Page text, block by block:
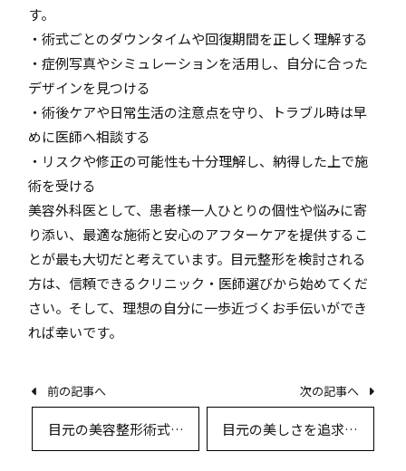
す。
・術式ごとのダウンタイムや回復期間を正しく理解する
・症例写真やシミュレーションを活用し、自分に合った
デザインを見つける
・術後ケアや日常生活の注意点を守り、トラブル時は早
めに医師へ相談する
・リスクや修正の可能性も十分理解し、納得した上で施
術を受ける
美容外科医として、患者様一人ひとりの個性や悩みに寄
り添い、最適な施術と安心のアフターケアを提供するこ
とが最も大切だと考えています。目元整形を検討される
方は、信頼できるクリニック・医師選びから始めてくだ
さい。そして、理想の自分に一歩近づくお手伝いができ
れば幸いです。
前の記事へ
目元の美容整形術式を
徹底比較：二重形成か
次の記事へ
目元の美しさを追求す
るための最新目の整形